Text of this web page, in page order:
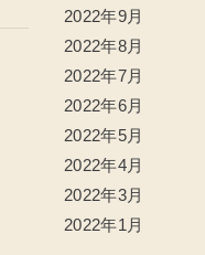
2022年9月
2022年8月
2022年7月
2022年6月
2022年5月
2022年4月
2022年3月
2022年1月